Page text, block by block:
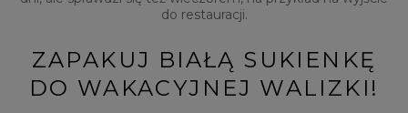
do restauracji.
ZAPAKUJ BIAŁĄ SUKIENKĘ
DO WAKACYJNEJ WALIZKI!